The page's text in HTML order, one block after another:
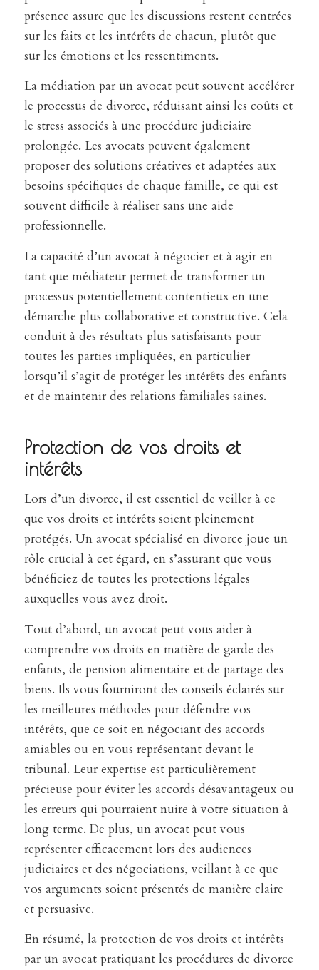
présence assure que les discussions restent centrées
sur les faits et les intérêts de chacun, plutôt que
sur les émotions et les ressentiments.
La médiation par un avocat peut souvent accélérer
le processus de divorce, réduisant ainsi les coûts et
le stress associés à une procédure judiciaire
prolongée. Les avocats peuvent également
proposer des solutions créatives et adaptées aux
besoins spécifiques de chaque famille, ce qui est
souvent difficile à réaliser sans une aide
professionnelle.
La capacité d’un avocat à négocier et à agir en
tant que médiateur permet de transformer un
processus potentiellement contentieux en une
démarche plus collaborative et constructive. Cela
conduit à des résultats plus satisfaisants pour
toutes les parties impliquées, en particulier
lorsqu’il s’agit de protéger les intérêts des enfants
et de maintenir des relations familiales saines.
Protection de vos droits et
intérêts
Lors d’un divorce, il est essentiel de veiller à ce
que vos droits et intérêts soient pleinement
protégés. Un avocat spécialisé en divorce joue un
rôle crucial à cet égard, en s’assurant que vous
bénéficiez de toutes les protections légales
auxquelles vous avez droit.
Tout d’abord, un avocat peut vous aider à
comprendre vos droits en matière de garde des
enfants, de pension alimentaire et de partage des
biens. Ils vous fourniront des conseils éclairés sur
les meilleures méthodes pour défendre vos
intérêts, que ce soit en négociant des accords
amiables ou en vous représentant devant le
tribunal. Leur expertise est particulièrement
précieuse pour éviter les accords désavantageux ou
les erreurs qui pourraient nuire à votre situation à
long terme. De plus, un avocat peut vous
représenter efficacement lors des audiences
judiciaires et des négociations, veillant à ce que
vos arguments soient présentés de manière claire
et persuasive.
En résumé, la protection de vos droits et intérêts
par un avocat pratiquant les procédures de divorce